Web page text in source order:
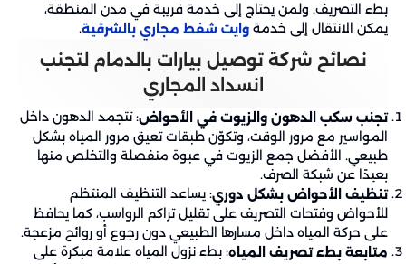
بطء التصريف. ولمن يحتاج إلى خدمة قريبة في مدن المنطقة،
يمكن الانتقال إلى خدمة وايت شفط مجاري بالشرقية.
نصائح شركة توصيل بيارات بالدمام لتجنب
انسداد المجاري
تجنب سكب الدهون والزيوت في الأحواض: تتجمد الدهون داخل
المواسير مع مرور الوقت، وتكوّن طبقات تعيق مرور المياه بشكل
طبيعي. الأفضل جمع الزيوت في عبوة منفصلة والتخلص منها
بعيدًا عن شبكة الصرف.
تنظيف الأحواض بشكل دوري: يساعد التنظيف المنتظم
للأحواض وفتحات التصريف على تقليل تراكم الرواسب، كما يحافظ
على حركة المياه داخل مسارها الطبيعي دون رجوع أو روائح مزعجة.
متابعة بطء تصريف المياه: بطء نزول المياه علامة مبكرة على